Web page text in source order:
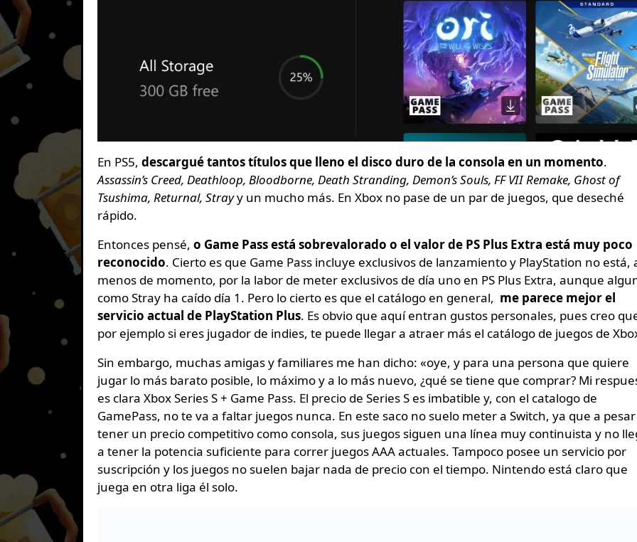
En PS5, descargué tantos títulos que lleno el disco duro de la consola en un momento.
Assassin’s Creed, Deathloop, Bloodborne, Death Stranding, Demon’s Souls, FF VII Remake, Ghost of
Tsushima, Returnal, Strayy un mucho más. En Xbox no pase de un par de juegos, que deseché
rápido.
Entonces pensé, o Game Pass está sobrevalorado o el valor de PS Plus Extra está muy poco
reconocido. Cierto es que Game Pass incluye exclusivos de lanzamiento y PlayStation no está,
menos de momento, por la labor de meter exclusivos de día uno en PS Plus Extra, aunque
como Stray ha caído día 1. Pero lo cierto es que el catálogo en general, me parece mejor el
servicio actual de PlayStation Plus. Es obvio que aquí entran gustos personales, pues creo
por ejemplo si eres jugador de indies, te puede llegar a atraer más el catálogo de juegos de
Sin embargo, muchas amigas y familiares me han dicho: «oye, y para una persona que quiere
jugar lo más barato posible, lo máximo y a lo más nuevo, ¿qué se tiene que comprar? Mi
es clara Xbox Series S + Game Pass. El precio de Series S es imbatible y, con el catalogo de
GamePass, no te va a faltar juegos nunca. En este saco no suelo meter a Switch, ya que a
tener un precio competitivo como consola, sus juegos siguen una línea muy continuista y no
a tener la potencia suficiente para correr juegos AAA actuales. Tampoco posee un servicio por
suscripción y los juegos no suelen bajar nada de precio con el tiempo. Nintendo está claro que
juega en otra liga él solo.